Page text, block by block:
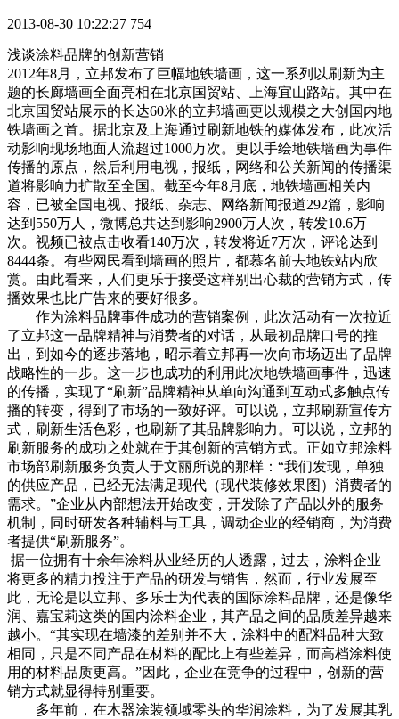
2013-08-30 10:22:27 754
浅谈涂料品牌的创新营销
2012年8月，立邦发布了巨幅地铁墙画，这一系列以刷新为主
题的长廊墙画全面亮相在北京国贸站、上海宜山路站。其中在
北京国贸站展示的长达60米的立邦墙画更以规模之大创国内地
铁墙画之首。据北京及上海通过刷新地铁的媒体发布，此次活
动影响现场地面人流超过1000万次。更以手绘地铁墙画为事件
传播的原点，然后利用电视，报纸，网络和公关新闻的传播渠
道将影响力扩散至全国。截至今年8月底，地铁墙画相关内
容，已被全国电视、报纸、杂志、网络新闻报道292篇，影响
达到550万人，微博总共达到影响2900万人次，转发10.6万
次。视频已被点击收看140万次，转发将近7万次，评论达到
8444条。有些网民看到墙画的照片，都慕名前去地铁站内欣
赏。由此看来，人们更乐于接受这样别出心裁的营销方式，传
播效果也比广告来的要好很多。
作为涂料品牌事件成功的营销案例，此次活动有一次拉近
了立邦这一品牌精神与消费者的对话，从最初品牌口号的推
出，到如今的逐步落地，昭示着立邦再一次向市场迈出了品牌
战略性的一步。这一步也成功的利用此次地铁墙画事件，迅速
的传播，实现了“刷新”品牌精神从单向沟通到互动式多触点传
播的转变，得到了市场的一致好评。可以说，立邦刷新宣传方
式，刷新生活色彩，也刷新了其品牌影响力。可以说，立邦的
刷新服务的成功之处就在于其创新的营销方式。正如立邦涂料
市场部刷新服务负责人于文丽所说的那样：“我们发现，单独
的供应产品，已经无法满足现代（现代装修效果图）消费者的
需求。”企业从内部想法开始改变，开发除了产品以外的服务
机制，同时研发各种辅料与工具，调动企业的经销商，为消费
者提供“刷新服务”。
据一位拥有十余年涂料从业经历的人透露，过去，涂料企业
将更多的精力投注于产品的研发与销售，然而，行业发展至
此，无论是以立邦、多乐士为代表的国际涂料品牌，还是像华
润、嘉宝莉这类的国内涂料企业，其产品之间的品质差异越来
越小。“其实现在墙漆的差别并不大，涂料中的配料品种大致
相同，只是不同产品在材料的配比上有些差异，而高档涂料使
用的材料品质更高。”因此，企业在竞争的过程中，创新的营
销方式就显得特别重要。
多年前，在木器涂装领域零头的华润涂料，为了发展其乳